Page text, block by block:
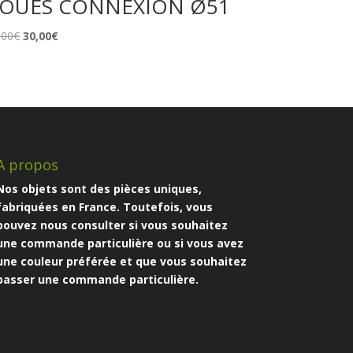
CONNEXION Ø51
€Le
39,00€.
30,00€Le
30,00€.
propos
objets sont des pièces uniques,
en France. Toutefois, vous
nous consulter si vous souhaitez
commande particulière ou si vous avez
couleur préférée et que vous souhaitez
une commande particulière.